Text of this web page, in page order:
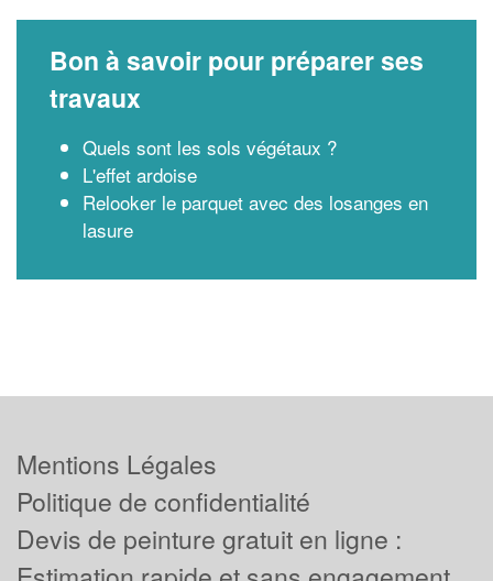
Bon à savoir pour préparer ses
travaux
Quels sont les sols végétaux ?
L'effet ardoise
Relooker le parquet avec des losanges en
lasure
Mentions Légales
Politique de confidentialité
Devis de peinture gratuit en ligne :